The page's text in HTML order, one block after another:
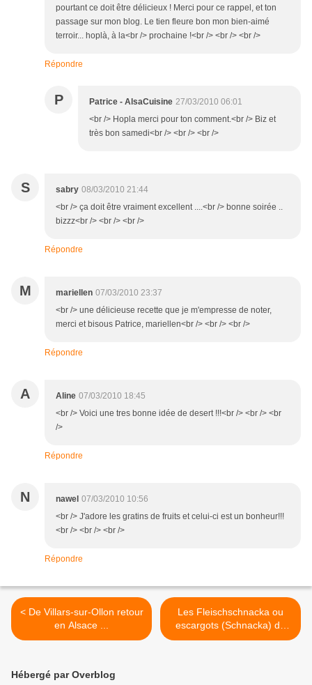
pourtant ce doit être délicieux ! Merci pour ce rappel, et ton
passage sur mon blog. Le tien fleure bon mon bien-aimé
terroir... hoplà, à la<br /> prochaine !<br /> <br /> <br />
Répondre
P Patrice - AlsaCuisine 27/03/2010 06:01
<br /> Hopla merci pour ton comment.<br /> Biz et
très bon samedi<br /> <br /> <br />
S sabry 08/03/2010 21:44
<br /> ça doit être vraiment excellent ....<br /> bonne soirée ..
bizzz<br /> <br /> <br />
Répondre
M mariellen 07/03/2010 23:37
<br /> une délicieuse recette que je m'empresse de noter,
merci et bisous Patrice, mariellen<br /> <br /> <br />
Répondre
A Aline 07/03/2010 18:45
<br /> Voici une tres bonne idée de desert !!!<br /> <br /> <br
/>
Répondre
N nawel 07/03/2010 10:56
<br /> J'adore les gratins de fruits et celui-ci est un bonheur!!!
<br /> <br /> <br />
Répondre
< De Villars-sur-Ollon retour
en Alsace ...
Les Fleischschnacka ou
escargots (Schnacka) de
viande (Fleisch) à
Hébergé par Overblog